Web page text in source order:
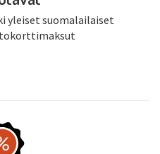
yleiset suomalailaiset